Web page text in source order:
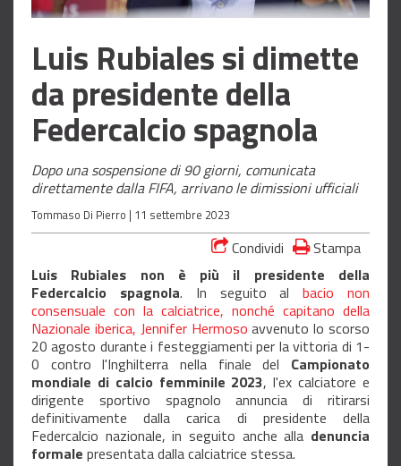
Luis Rubiales si dimette
da presidente della
Federcalcio spagnola
Dopo una sospensione di 90 giorni, comunicata
direttamente dalla FIFA, arrivano le dimissioni ufficiali
Tommaso Di Pierro | 11 settembre 2023
Condividi
Stampa
Luis
Rubiales non è più il presidente della
Federcalcio spagnola. In seguito albacio non
consensuale con la calciatrice, nonché capitano della
Nazionale iberica, Jennifer Hermosoavvenuto lo scorso
20 agosto durante i festeggiamenti per la vittoria di 1-
0 contro l'Inghilterra nella finale del Campionato
mondiale di calcio femminile 2023, l'ex calciatore e
dirigente sportivo spagnolo annuncia di ritirarsi
definitivamente dalla carica di presidente della
Federcalcio nazionale, in seguito anche alla denuncia
formale presentata dalla calciatrice stessa.